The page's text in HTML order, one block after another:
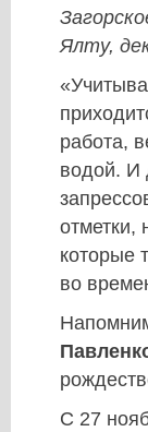
Ялту,
работа,
водой. И
отметки,
которые
во
С 27